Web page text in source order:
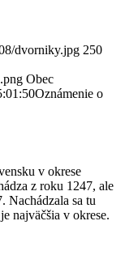
dvorniky.jpg 250
Obec
Oznámenie o
v okrese
z roku 1247, ale
Nachádzala sa tu
najväčšia v okrese.